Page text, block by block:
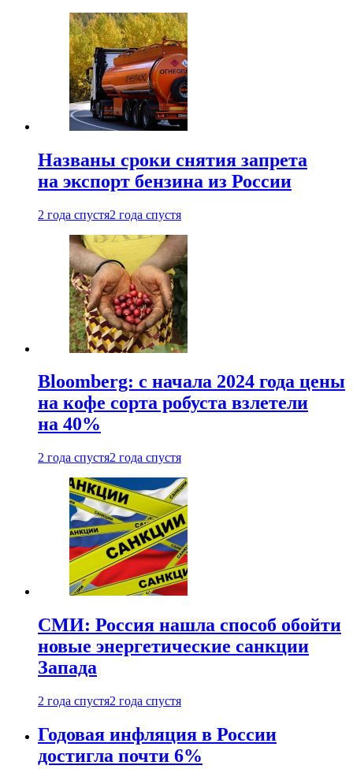
Названы сроки снятия запрета
на экспорт бензина из России
2 года спустя2 года спустя
Bloomberg: с начала 2024 года цены
на кофе сорта робуста взлетели
на 40%
2 года спустя2 года спустя
СМИ: Россия нашла способ обойти
новые энергетические санкции
Запада
2 года спустя2 года спустя
Годовая инфляция в России
достигла почти 6%